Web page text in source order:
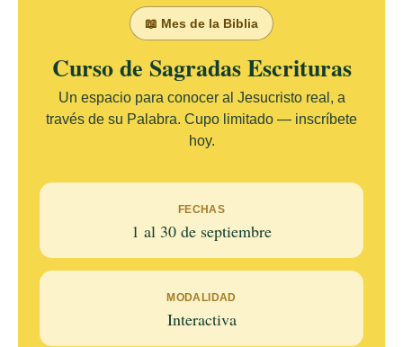
📖 Mes de la Biblia
Curso de Sagradas Escrituras
Un espacio para conocer al Jesucristo real, a
través de su Palabra. Cupo limitado — inscríbete
hoy.
FECHAS
1 al 30 de septiembre
MODALIDAD
Interactiva